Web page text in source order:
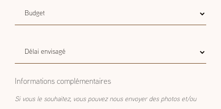
Budget
estimatif
Budget estimatif
Délai
envisagé
Délai envisagé
Informations complémentaires
Si vous le souhaitez, vous pouvez nous envoyer des photos et/ou